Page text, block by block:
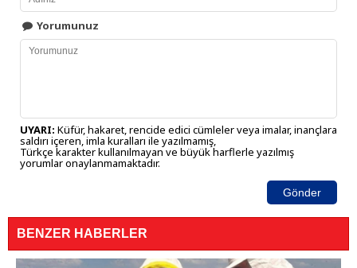
Yorumunuz
UYARI: Küfür, hakaret, rencide edici cümleler veya imalar, inançlara
saldırı içeren, imla kuralları ile yazılmamış,
Türkçe karakter kullanılmayan ve büyük harflerle yazılmış
yorumlar onaylanmamaktadır.
Gönder
BENZER HABERLER